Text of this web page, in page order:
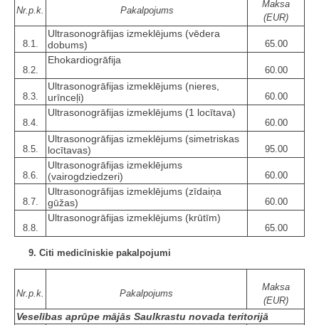
Nr.p.k. Pakalpojums
Maksa
(EUR)
8.1.
Ultrasonogrāfijas izmeklējums (vēdera
dobums)
65.00
8.2.
Ehokardiogrāfija
60.00
8.3.
Ultrasonogrāfijas izmeklējums (nieres,
urīnceļi)
60.00
8.4.
Ultrasonogrāfijas izmeklējums (1 locītava)
60.00
8.5.
Ultrasonogrāfijas izmeklējums (simetriskas
locītavas)
95.00
8.6.
Ultrasonogrāfijas izmeklējums
(vairogdziedzeri)
60.00
8.7.
Ultrasonogrāfijas izmeklējums (zīdaiņa
gūžas)
60.00
8.8.
Ultrasonogrāfijas izmeklējums (krūtīm)
65.00
9. Citi medicīniskie pakalpojumi
Nr.p.k. Pakalpojums
Maksa
(EUR)
Veselības aprūpe mājās Saulkrastu novada teritorijā